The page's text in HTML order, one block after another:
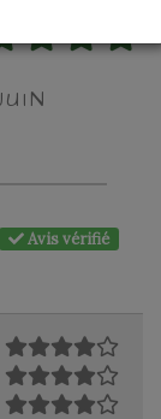
Avis vérifié